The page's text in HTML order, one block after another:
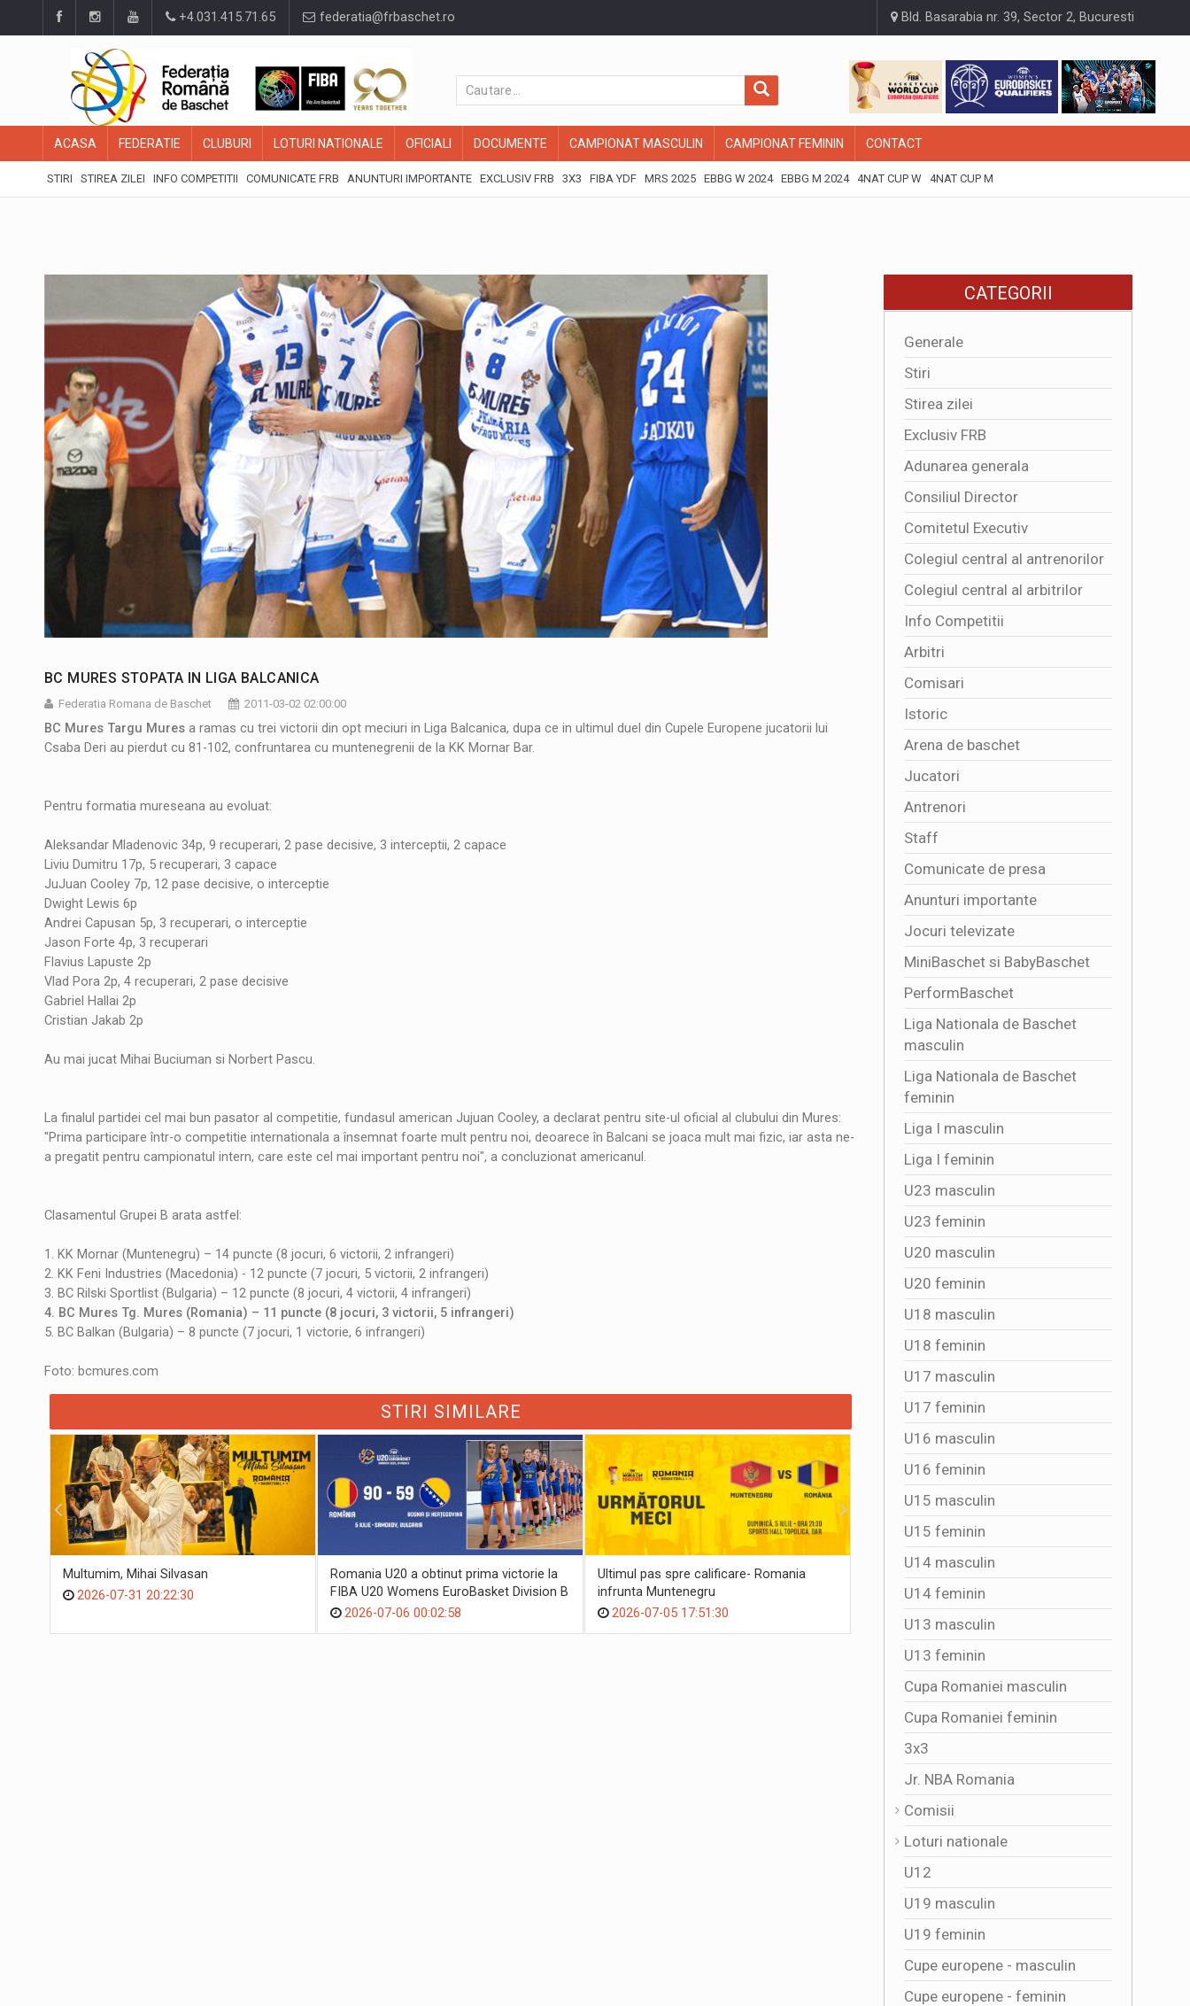
+4.031.415.71.65 federatia@frbaschet.ro Bld. Basarabia nr. 39, Sector 2, Bucuresti
ACASA FEDERATIE CLUBURI LOTURI NATIONALE OFICIALI DOCUMENTE CAMPIONAT MASCULIN CAMPIONAT FEMININ CONTACT
STIRI STIREA ZILEI INFO COMPETITII COMUNICATE FRB ANUNTURI IMPORTANTE EXCLUSIV FRB 3X3 FIBA YDF MRS 2025 EBBG W 2024 EBBG M 2024 4NAT CUP W 4NAT CUP M
BC MURES STOPATA IN LIGA BALCANICA
Federatia Romana de Baschet 2011-03-02 02:00:00
BC Mures Targu Mures a ramas cu trei victorii din opt meciuri in Liga Balcanica, dupa ce in ultimul duel din Cupele Europene jucatorii lui
Csaba Deri au pierdut cu 81-102, confruntarea cu muntenegrenii de la KK Mornar Bar.
Pentru formatia mureseana au evoluat:
Aleksandar Mladenovic 34p, 9 recuperari, 2 pase decisive, 3 interceptii, 2 capace
Liviu Dumitru 17p, 5 recuperari, 3 capace
JuJuan Cooley 7p, 12 pase decisive, o interceptie
Dwight Lewis 6p
Andrei Capusan 5p, 3 recuperari, o interceptie
Jason Forte 4p, 3 recuperari
Flavius Lapuste 2p
Vlad Pora 2p, 4 recuperari, 2 pase decisive
Gabriel Hallai 2p
Cristian Jakab 2p
Au mai jucat Mihai Buciuman si Norbert Pascu.
La finalul partidei cel mai bun pasator al competitie, fundasul american Jujuan Cooley, a declarat pentru site-ul oficial al clubului din Mures:
"Prima participare într-o competitie internationala a însemnat foarte mult pentru noi, deoarece în Balcani se joaca mult mai fizic, iar asta ne-
a pregatit pentru campionatul intern, care este cel mai important pentru noi", a concluzionat americanul.
Clasamentul Grupei B arata astfel:
1. KK Mornar (Muntenegru) – 14 puncte (8 jocuri, 6 victorii, 2 infrangeri)
2. KK Feni Industries (Macedonia) - 12 puncte (7 jocuri, 5 victorii, 2 infrangeri)
3. BC Rilski Sportlist (Bulgaria) – 12 puncte (8 jocuri, 4 victorii, 4 infrangeri)
4. BC Mures Tg. Mures (Romania) – 11 puncte (8 jocuri, 3 victorii, 5 infrangeri)
5. BC Balkan (Bulgaria) – 8 puncte (7 jocuri, 1 victorie, 6 infrangeri)
Foto: bcmures.com
STIRI SIMILARE
Multumim, Mihai Silvasan
2026-07-31 20:22:30
Romania U20 a obtinut prima victorie la
FIBA U20 Womens EuroBasket Division B
2026-07-06 00:02:58
Ultimul pas spre calificare- Romania
infrunta Muntenegru
2026-07-05 17:51:30
România scrie istorie! Victorie uriasa cu
Grecia- 73-66- în calificarile pentru Cupa
Mondiala
2026-07-05 10:37:27
CATEGORII
Generale
Stiri
Stirea zilei
Exclusiv FRB
Adunarea generala
Consiliul Director
Comitetul Executiv
Colegiul central al antrenorilor
Colegiul central al arbitrilor
Info Competitii
Arbitri
Comisari
Istoric
Arena de baschet
Jucatori
Antrenori
Staff
Comunicate de presa
Anunturi importante
Jocuri televizate
MiniBaschet si BabyBaschet
PerformBaschet
Liga Nationala de Baschet
masculin
Liga Nationala de Baschet
feminin
Liga I masculin
Liga I feminin
U23 masculin
U23 feminin
U20 masculin
U20 feminin
U18 masculin
U18 feminin
U17 masculin
U17 feminin
U16 masculin
U16 feminin
U15 masculin
U15 feminin
U14 masculin
U14 feminin
U13 masculin
U13 feminin
Cupa Romaniei masculin
Cupa Romaniei feminin
3x3
Jr. NBA Romania
Comisii
Loturi nationale
U12
U19 masculin
U19 feminin
Cupe europene - masculin
Cupe europene - feminin